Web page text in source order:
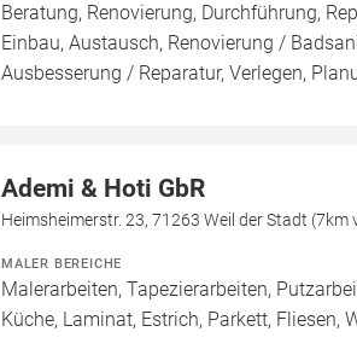
Beratung, Renovierung, Durchführung,
Einbau, Austausch, Renovierung /
Ausbesserung / Reparatur, Verlegen,
Ademi & Hoti GbR
Heimsheimerstr. 23, 71263 Weil der Stadt (7km
MALER BEREICHE
Malerarbeiten, Tapezierarbeiten,
Küche, Laminat, Estrich, Parkett, Fliesen,